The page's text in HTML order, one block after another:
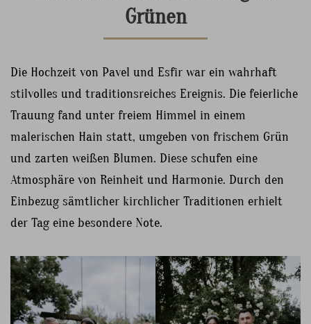
Grünen
Die Hochzeit von Pavel und Esfir war ein wahrhaft
stilvolles und traditionsreiches Ereignis. Die feierliche
Trauung fand unter freiem Himmel in einem
malerischen Hain statt, umgeben von frischem Grün
und zarten weißen Blumen. Diese schufen eine
Atmosphäre von Reinheit und Harmonie. Durch den
Einbezug sämtlicher kirchlicher Traditionen erhielt
der Tag eine besondere Note.